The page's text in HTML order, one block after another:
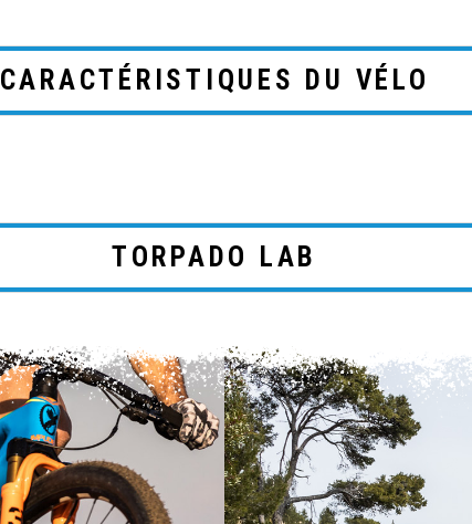
CARACTÉRISTIQUES DU VÉLO
TORPADO LAB